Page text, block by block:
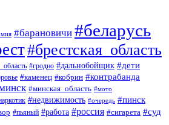
#барановичи #беларусь
#брестская_область
#гродно #дальнобойщик #дети
#каменец #кобрин #контрабанда
#минская_область #мото
#недвижимость #очередь #пинск
#пьяный #работа #россия #сигарета #суд